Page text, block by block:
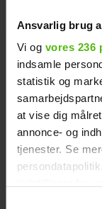
Ansvarlig brug
Vi og vores 236
indsamle
statistik og
at vise dig
annonce- og
tjenester. Se